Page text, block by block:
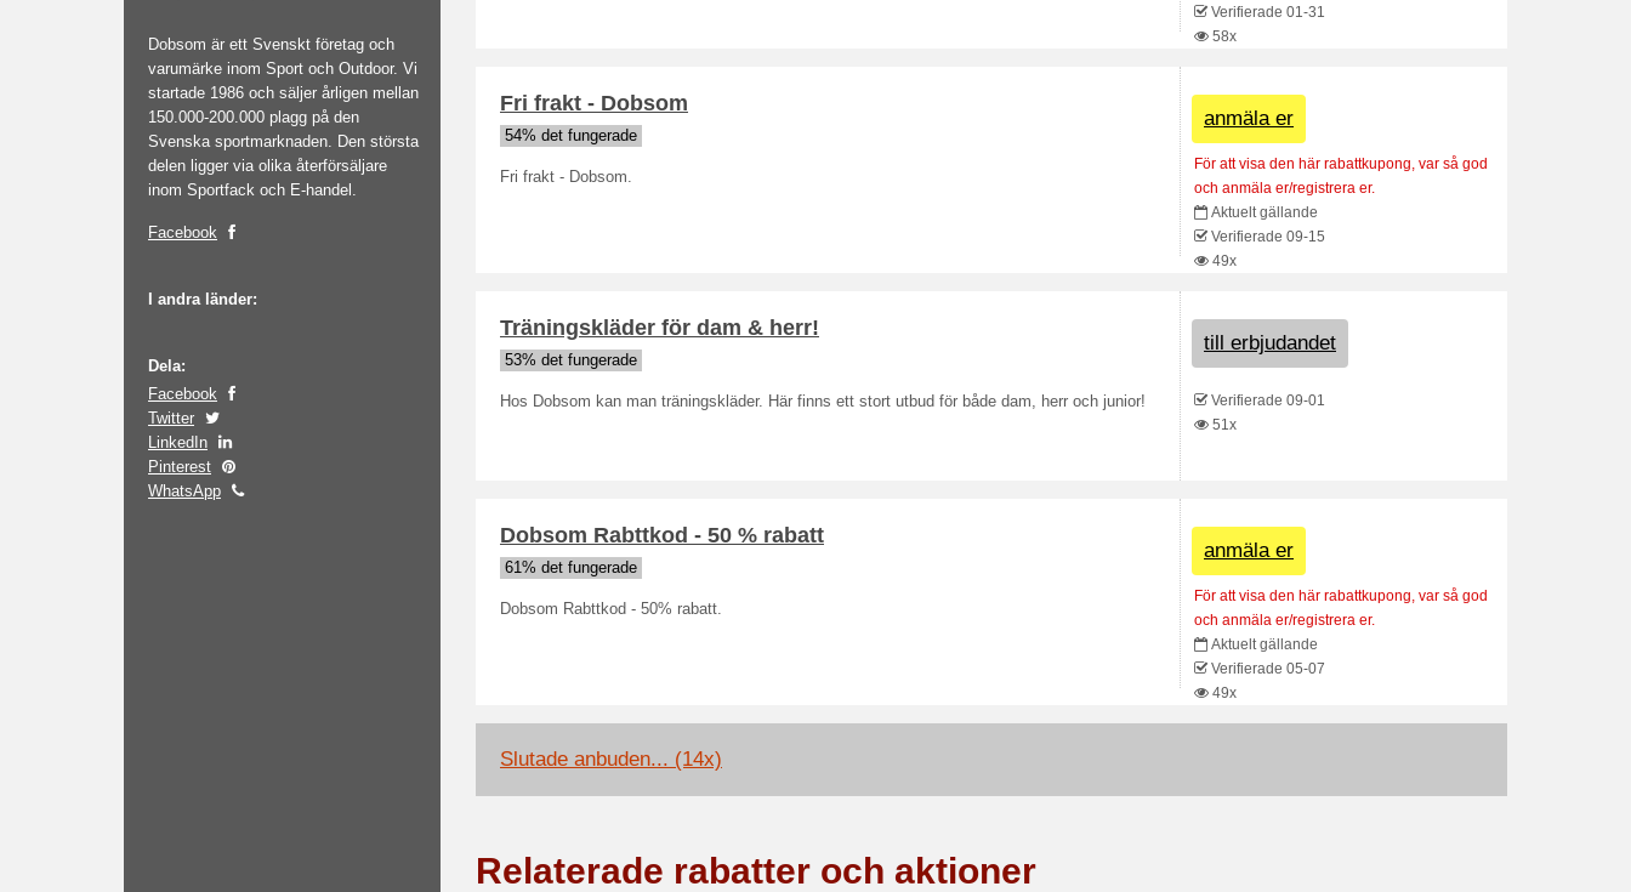
Dobsom är ett Svenskt företag och
varumärke inom Sport och Outdoor. Vi
startade 1986 och säljer årligen mellan
150.000-200.000 plagg på den
Svenska sportmarknaden. Den största
delen ligger via olika återförsäljare
inom Sportfack och E-handel.
Facebook
I andra länder:
Dela:
Facebook
Twitter
LinkedIn
Pinterest
WhatsApp
Verifierade 01-31
58x
Fri frakt - Dobsom
54% det fungerade
Fri frakt - Dobsom.
anmäla er
För att visa den här rabattkupong, var så god
och anmäla er/registrera er.
Aktuelt gällande
Verifierade 09-15
49x
Träningskläder för dam & herr!
53% det fungerade
Hos Dobsom kan man träningskläder. Här finns ett stort utbud för både dam, herr och junior!
till erbjudandet
Verifierade 09-01
51x
Dobsom Rabttkod - 50 % rabatt
61% det fungerade
Dobsom Rabttkod - 50% rabatt.
anmäla er
För att visa den här rabattkupong, var så god
och anmäla er/registrera er.
Aktuelt gällande
Verifierade 05-07
49x
Slutade anbuden... (14x)
Relaterade rabatter och aktioner